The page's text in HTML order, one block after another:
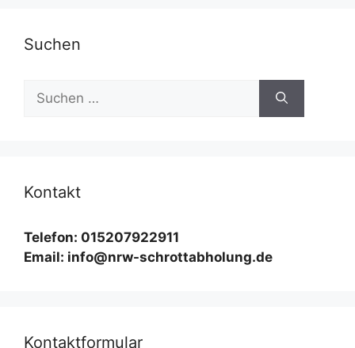
Suchen
nach:
Kontakt
Telefon: 015207922911
Email: info@nrw-schrottabholung.de
Kontaktformular